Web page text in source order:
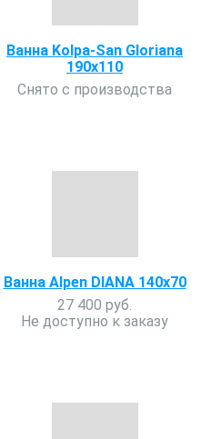
Ванна Kolpa-San Gloriana
190х110
Снято с производства
Ванна Alpen DIANA 140x70
27 400 руб.
Не доступно к заказу